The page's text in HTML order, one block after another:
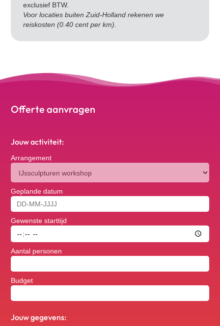
exclusief BTW.
Voor locaties buiten Zuid-Holland rekenen we
reiskosten (0.40 cent per km).
Offerte aanvragen
Jouw activiteit:
Arrangement
Geplande datum
Gewenste starttijd
Aantal personen
Budget
Jouw gegevens: